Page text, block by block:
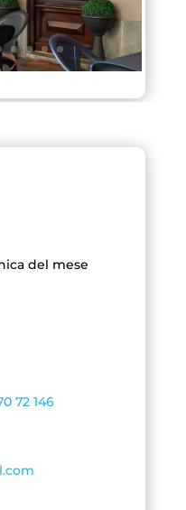
del mese
72 146